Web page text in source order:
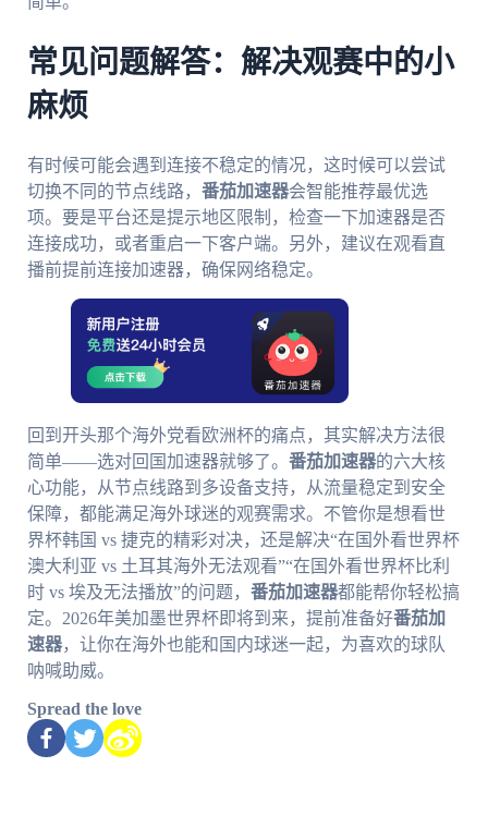
常见问题解答：解决观赛中的小
麻烦
有时候可能会遇到连接不稳定的情况，这时候可以尝试
切换不同的节点线路， 番茄加速器会智能推荐最优选
项。要是平台还是提示地区限制，检查一下加速器是否
连接成功，或者重启一下客户端。另外，建议在观看直
播前提前连接加速器，确保网络稳定。
回到开头那个海外党看欧洲杯的痛点，其实解决方法很
简单——选对回国加速器就够了。 番茄加速器的六大核
心功能，从节点线路到多设备支持，从流量稳定到安全
保障，都能满足海外球迷的观赛需求。不管你是想看世
界杯韩国 vs 捷克的精彩对决，还是解决“在国外看世界杯
澳大利亚 vs 土耳其海外无法观看”“在国外看世界杯比利
时 vs 埃及无法播放”的问题， 番茄加速器都能帮你轻松搞
定。2026年美加墨世界杯即将到来，提前准备好番茄加
速器，让你在海外也能和国内球迷一起，为喜欢的球队
呐喊助威。
Spread the love